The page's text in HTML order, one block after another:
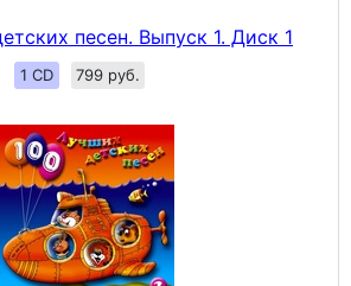
песен. Выпуск 1. Диск 1
1 CD 799 руб.